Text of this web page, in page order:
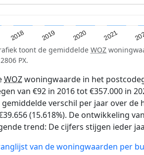
2018 2019 2020 2021
toont de gemiddelde WOZ
PX.
WOZwoningwaarde in het
van €92 in 2016 tot €357.000 in
gemiddelde verschil per jaar over de
(15.618%). De ontwikkeling
trend: De cijfers stijgen ieder
van de woningwaarden per